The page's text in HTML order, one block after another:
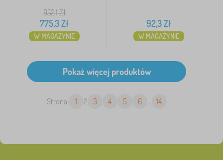
852,1Zł
775,3Zł
W MAGAZYNIE
92,3Zł
W MAGAZYNIE
Strona: 1 2 3 4 5 6 ... 14